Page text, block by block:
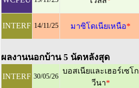
INTERF 14/11/25 มาซิโดเนียเหนือ*
ผลงานนอกบ้าน 5 นัดหลังสุด
INTERF 30/05/26
บอสเนียและเฮอร์เซโก
วีนา*